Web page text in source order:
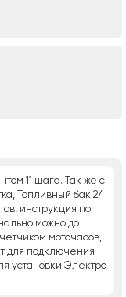
11 шага. Так же с
Топливный бак 24
инструкция по
можно до
моточасов,
для подключения
установки Электро